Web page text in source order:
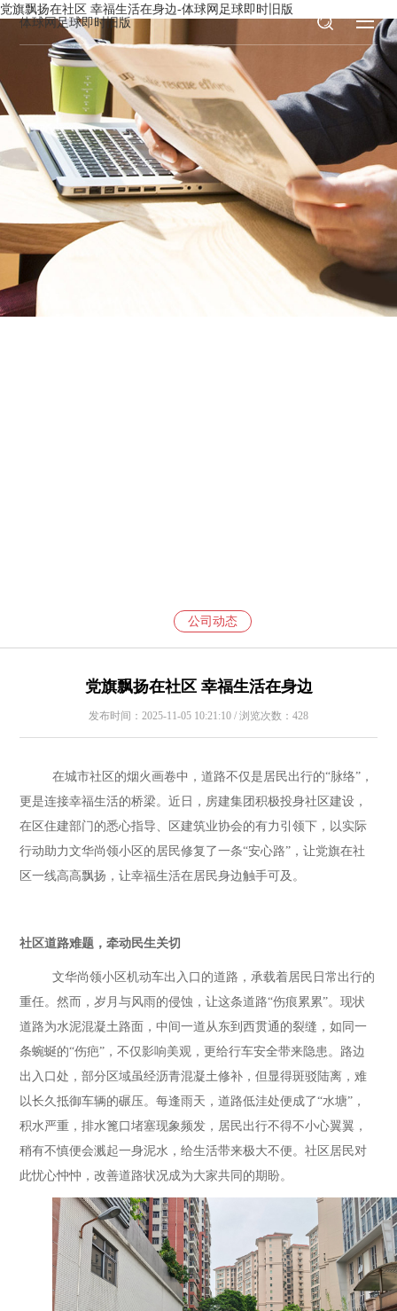
党旗飘扬在社区 幸福生活在身边-体球网足球即时旧版
体球网足球即时旧版
公司动态
党旗飘扬在社区 幸福生活在身边
发布时间：2025-11-05 10:21:10 / 浏览次数：428
在城市社区的烟火画卷中，道路不仅是居民出行的“脉络”，
更是连接幸福生活的桥梁。近日，房建集团积极投身社区建设，
在区住建部门的悉心指导、区建筑业协会的有力引领下，以实际
行动助力文华尚领小区的居民修复了一条“安心路”，让党旗在社
区一线高高飘扬，让幸福生活在居民身边触手可及。
社区道路难题，牵动民生关切
文华尚领小区机动车出入口的道路，承载着居民日常出行的
重任。然而，岁月与风雨的侵蚀，让这条道路“伤痕累累”。现状
道路为水泥混凝土路面，中间一道从东到西贯通的裂缝，如同一
条蜿蜒的“伤疤”，不仅影响美观，更给行车安全带来隐患。路边
出入口处，部分区域虽经沥青混凝土修补，但显得斑驳陆离，难
以长久抵御车辆的碾压。每逢雨天，道路低洼处便成了“水塘”，
积水严重，排水篦口堵塞现象频发，居民出行不得不小心翼翼，
稍有不慎便会溅起一身泥水，给生活带来极大不便。社区居民对
此忧心忡忡，改善道路状况成为大家共同的期盼。